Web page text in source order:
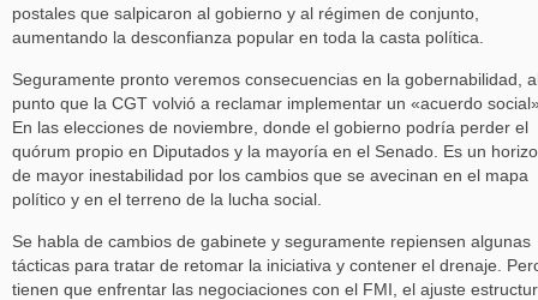
postales que salpicaron al gobierno y al régimen de conjunto,
aumentando la desconfianza popular en toda la casta política.
Seguramente pronto veremos consecuencias en la gobernabilidad,
punto que la CGT volvió a reclamar implementar un «acuerdo
En las elecciones de noviembre, donde el gobierno podría perder el
quórum propio en Diputados y la mayoría en el Senado. Es un
de mayor inestabilidad por los cambios que se avecinan en el mapa
político y en el terreno de la lucha social.
Se habla de cambios de gabinete y seguramente repiensen algunas
tácticas para tratar de retomar la iniciativa y contener el drenaje.
tienen que enfrentar las negociaciones con el FMI, el ajuste